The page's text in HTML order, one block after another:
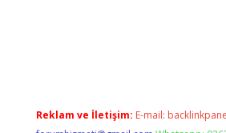
Reklam ve İletişim: E-mail: